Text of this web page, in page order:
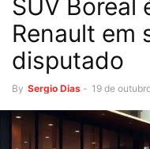
SUV Boreal
Renault em
disputado
By Sergio Dias - 19 de